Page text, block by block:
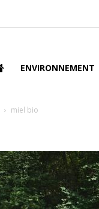
ENVIRONNEMENT
miel bio